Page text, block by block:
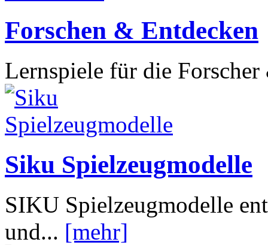
Forschen & Entdecken
Lernspiele für die
Siku Spielzeugmodelle
SIKU Spielzeugmodelle
und... [mehr]